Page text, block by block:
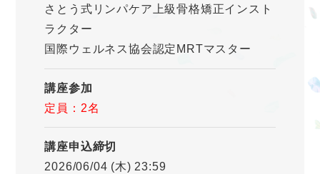
さとう式リンパケア上級骨格矯正インスト
ラクター
国際ウェルネス協会認定MRTマスター
講座参加
定員：2名
講座申込締切
2026/06/04 (木) 23:59